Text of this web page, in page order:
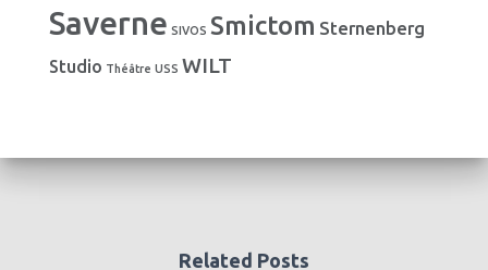
Saverne SIVOS Smictom Sternenberg
Studio Théâtre USS WILT
Related Posts